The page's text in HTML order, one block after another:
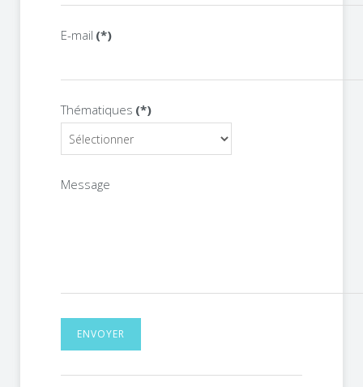
E-mail (*)
Thématiques (*)
Message
ENVOYER